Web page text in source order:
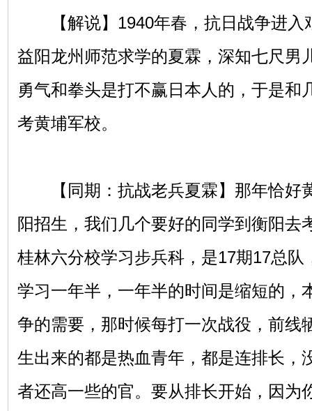
【解说】1940年春，抗日战争进入
益阳龙州师范求学的夏霖，深知七尺男
勇气和拳头是打不赢日本人的，于是和
考黄埔军校。
【同期：抗战老兵夏霖】那年恰好
阳招生，我们几个要好的同学到衡阳去
桂林六分校学习步兵科，是17期17总队
学习一年半，一年半的时间是缩短的，
争的需要，那时候每打一次战役，前线
生出来的都是热血青年，都是连排长，
者还高一些的官。要从排长开始，因为